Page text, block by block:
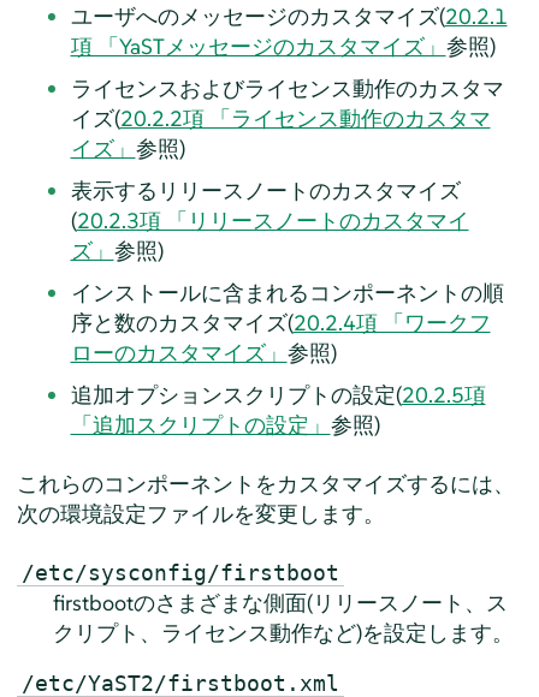
ユーザへのメッセージのカスタマイズ(20.2.1
項 「YaSTメッセージのカスタマイズ」 参照)
ライセンスおよびライセンス動作のカスタマ
イズ(20.2.2項 「ライセンス動作のカスタマ
イズ」 参照)
表示するリリースノートのカスタマイズ
(20.2.3項 「リリースノートのカスタマイ
ズ」 参照)
インストールに含まれるコンポーネントの順
序と数のカスタマイズ(20.2.4項 「ワークフ
ローのカスタマイズ」 参照)
追加オプションスクリプトの設定(20.2.5項
「追加スクリプトの設定」 参照)
これらのコンポーネントをカスタマイズするには、
次の環境設定ファイルを変更します。
/etc/sysconfig/firstboot
firstbootのさまざまな側面(リリースノート、ス
クリプト、ライセンス動作など)を設定します。
/etc/YaST2/firstboot.xml